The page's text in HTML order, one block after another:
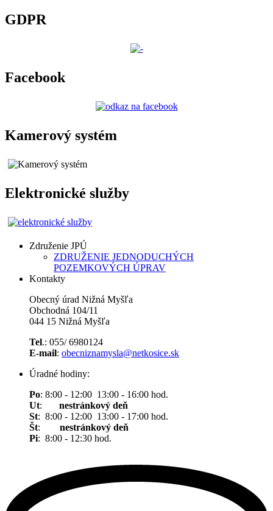
GDPR
Facebook
Kamerový systém
Elektronické služby
Združenie JPÚ
ZDRUŽENIE JEDNODUCHÝCH
POZEMKOVÝCH ÚPRAV
Kontakty
Obecný úrad Nižná Myšľa
Obchodná 104/11
044 15 Nižná Myšľa
Tel.: 055/ 6980124
E-mail: obecniznamysla@netkosice.sk
Úradné hodiny:
Po: 8:00 - 12:00 13:00 - 16:00 hod.
Ut:
nestránkový deň
St: 8:00 - 12:00 13:00 - 17:00 hod.
Št: nestránkový deň
Pi: 8:00 - 12:30 hod.